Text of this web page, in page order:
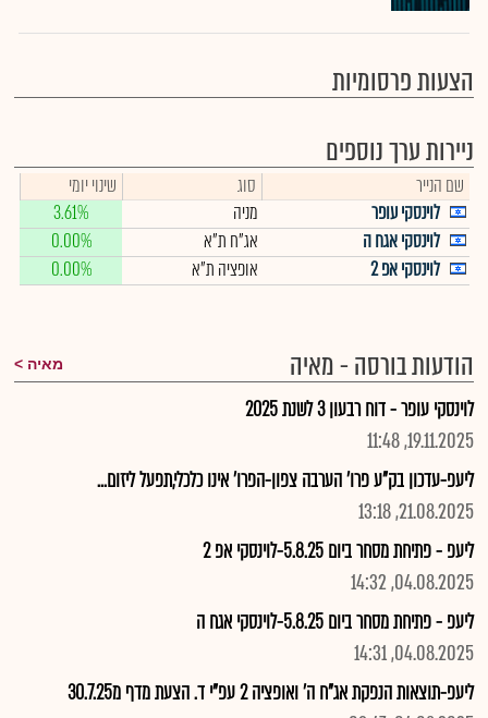
הצעות פרסומיות
ניירות ערך נוספים
שם הנייר סוג
שינוי יומי
לוינסקי עופר
מניה
3.61%
לוינסקי אגח ה
אג"ח ת"א
0.00%
לוינסקי אפ 2
אופציה ת"א 0.00%
הודעות בורסה - מאיה מאיה
לוינסקי עופר - דוח רבעון 3 לשנת 2025
19.11.2025, 11:48
ליעפ-עדכון בק"ע פרו' הערבה צפון-הפרו' אינו כלכלי,תפעל ליזום...
21.08.2025, 13:18
ליעפ - פתיחת מסחר ביום 5.8.25-לוינסקי אפ 2
04.08.2025, 14:32
ליעפ - פתיחת מסחר ביום 5.8.25-לוינסקי אגח ה
04.08.2025, 14:31
ליעפ-תוצאות הנפקת אג"ח ה' ואופציה 2 עפ"י ד. הצעת מדף מ30.7.25